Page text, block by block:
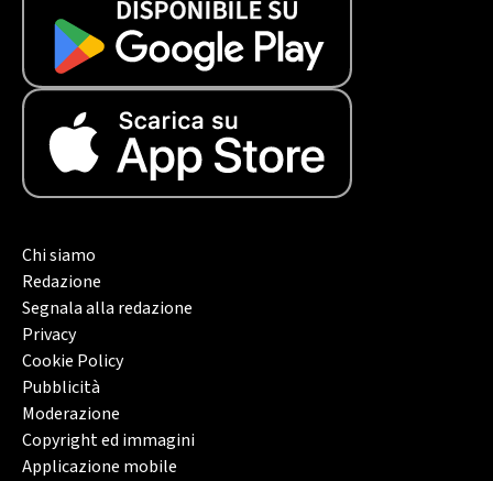
Chi siamo
Redazione
Segnala alla redazione
Privacy
Cookie Policy
Pubblicità
Moderazione
Copyright ed immagini
Applicazione mobile